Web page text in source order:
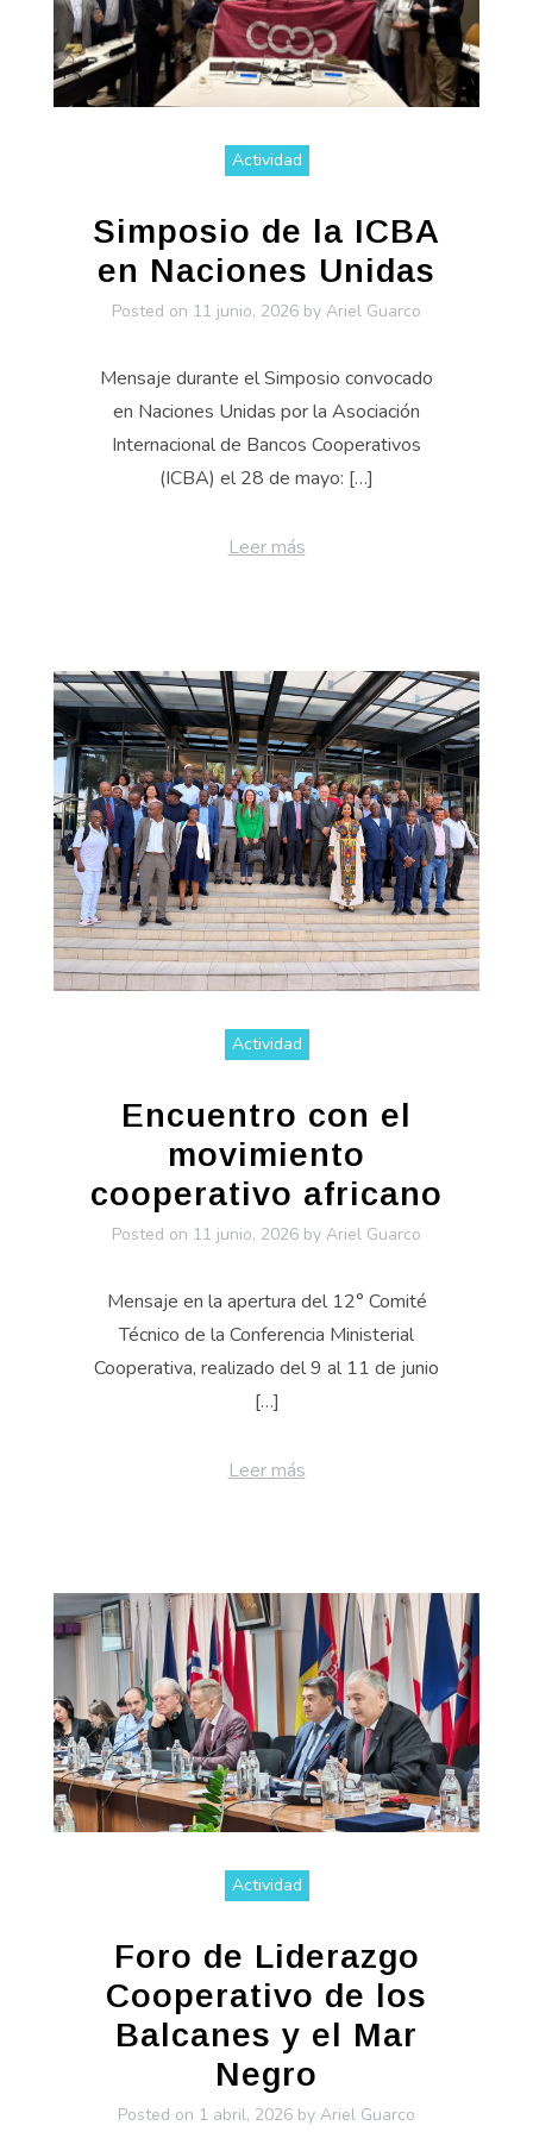
Actividad
Simposio de la ICBA
en Naciones Unidas
Posted on 11 junio, 2026 by Ariel Guarco
Mensaje durante el Simposio convocado
en Naciones Unidas por la Asociación
Internacional de Bancos Cooperativos
(ICBA) el 28 de mayo: […]
Leer más
Actividad
Encuentro con el
movimiento
cooperativo africano
Posted on 11 junio, 2026 by Ariel Guarco
Mensaje en la apertura del 12° Comité
Técnico de la Conferencia Ministerial
Cooperativa, realizado del 9 al 11 de junio
[…]
Leer más
Actividad
Foro de Liderazgo
Cooperativo de los
Balcanes y el Mar
Negro
Posted on 1 abril, 2026 by Ariel Guarco